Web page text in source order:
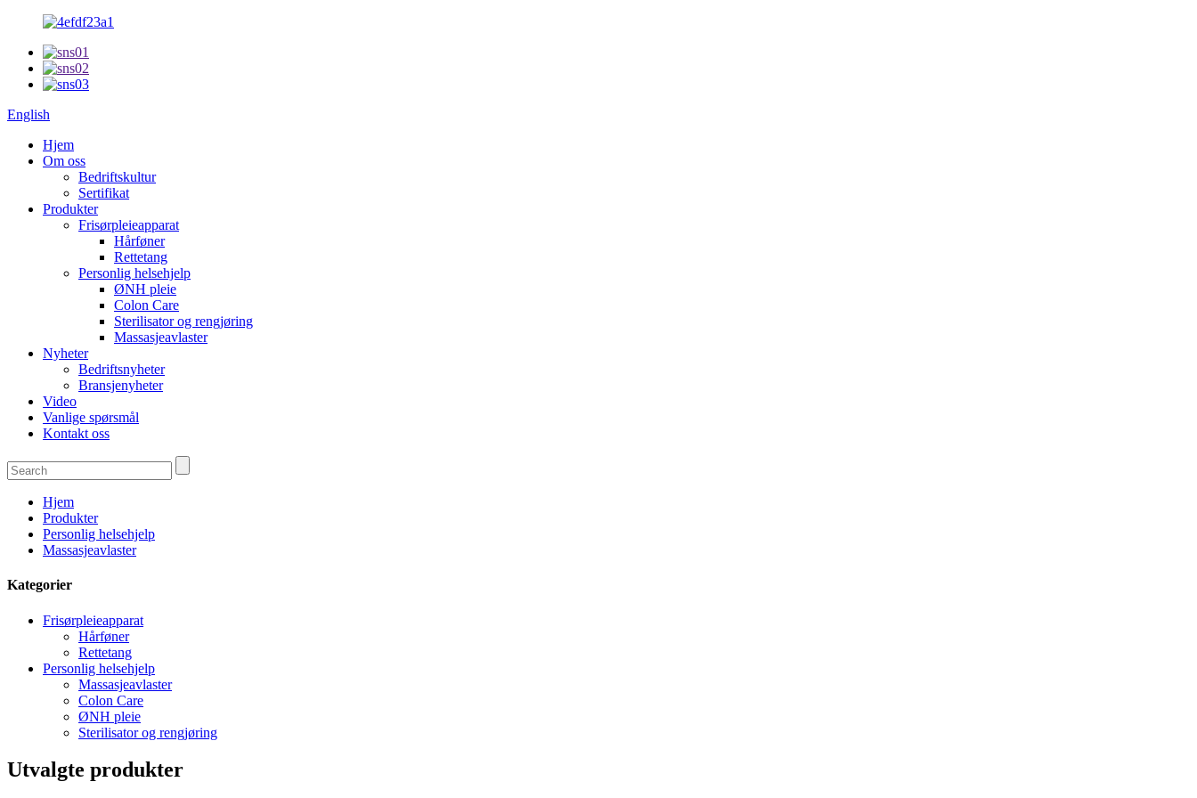
English
Hjem
Om oss
Bedriftskultur
Sertifikat
Produkter
Frisørpleieapparat
Hårføner
Rettetang
Personlig helsehjelp
ØNH pleie
Colon Care
Sterilisator og rengjøring
Massasjeavlaster
Nyheter
Bedriftsnyheter
Bransjenyheter
Video
Vanlige spørsmål
Kontakt oss
Hjem
Produkter
Personlig helsehjelp
Massasjeavlaster
Kategorier
Frisørpleieapparat
Hårføner
Rettetang
Personlig helsehjelp
Massasjeavlaster
Colon Care
ØNH pleie
Sterilisator og rengjøring
Utvalgte produkter